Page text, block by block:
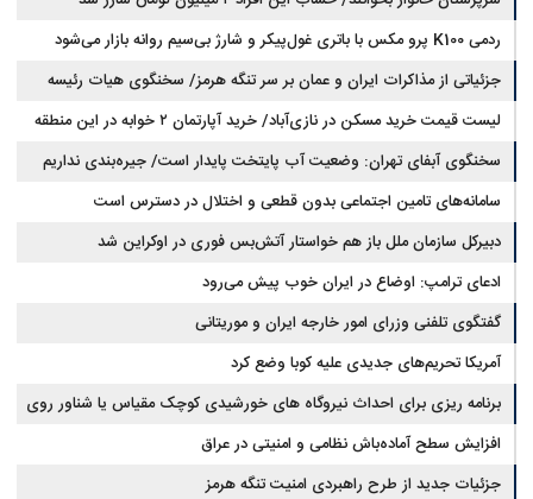
ردمی K100 پرو مکس با باتری غول‌پیکر و شارژ بی‌سیم روانه بازار می‌شود
جزئیاتی از مذاکرات ایران و عمان بر سر تنگه هرمز/ سخنگوی هیات رئیسه
مجلس: بیانیه‌ای شامل تصحیح مسیر تردد دریایی در تنگه، در آستانه نهایی شدن
است
لیست قیمت خرید مسکن در نازی‌آباد/ خرید آپارتمان ۲ خوابه در این منطقه
چقدر سرمایه نیاز دارد؟ + جدول مردادماه ۱۴۰۵
سخنگوی آبفای تهران: وضعیت آب پایتخت پایدار است/ جیره‌بندی نداریم
سامانه‌های تامین اجتماعی بدون قطعی و اختلال در دسترس است
دبیرکل سازمان ملل باز هم خواستار آتش‌بس فوری در اوکراین شد
ادعای ترامپ: اوضاع در ایران خوب پیش می‌رود
گفتگوی تلفنی وزرای امور خارجه ایران و موریتانی
آمریکا تحریم‌های جدیدی علیه کوبا وضع کرد
برنامه ریزی برای احداث نیروگاه های خورشیدی کوچک مقیاس یا شناور روی
آب در مازندران
افزایش سطح آماده‌باش نظامی و امنیتی در عراق
جزئیات جدید از طرح راهبردی امنیت تنگه هرمز